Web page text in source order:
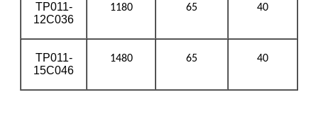
TP011-
12C036
1180 65 40
TP011-
15C046
1480 65 40